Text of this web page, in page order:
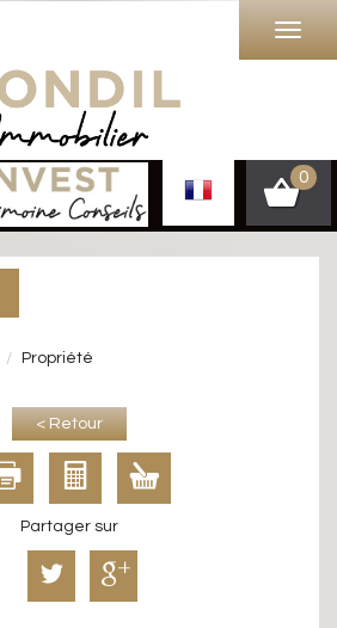
0
Propriété
< Retour
Partager sur